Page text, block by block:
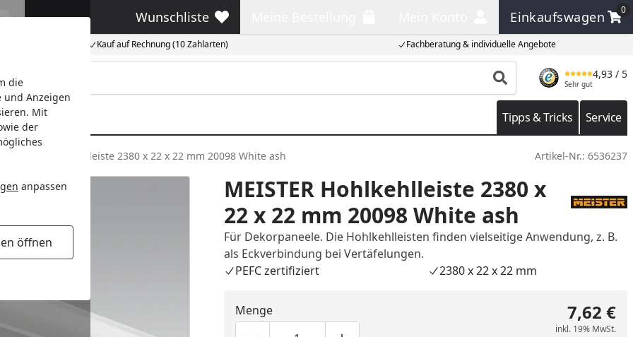
die
und Anzeigen
Mit
der
anpassen
öffnen
Kauf auf Rechnung (10 Zahlarten) Fachberatung & individuelle Angebote
Wunschliste
Wunschliste Einkaufswagen
0
Einkaufswagen
Produkt suchen
4,93 / 5
Sehr gut
Tipps & Tricks Service
MEISTER Hohlkehlleiste 2380 x 22 x 22 mm 20098 White ash Artikel-Nr.: 6536237
MEISTER Hohlkehlleiste 2380 x
22 x 22 mm 20098 White ash
Für Dekorpaneele. Die Hohlkehlleisten finden vielseitige Anwendung, z. B.
als Eckverbindung bei Vertäfelungen.
PEFC zertifiziert
2380 x 22 x 22 mm
Menge 7,62 €
inkl. 19% MwSt.